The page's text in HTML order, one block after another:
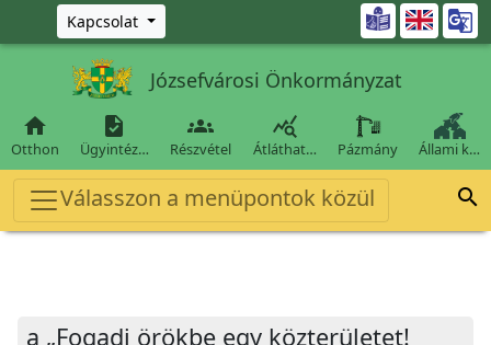
Ugrás a fő tartalomra
Kapcsolat 
Józsefvárosi Önkormányzat

Otthon

Ügyintéz…

Részvétel

Átláthat… Pázmány Állami k…
Válasszon a menüpontok közül 
a „Fogadj örökbe egy közterületet!